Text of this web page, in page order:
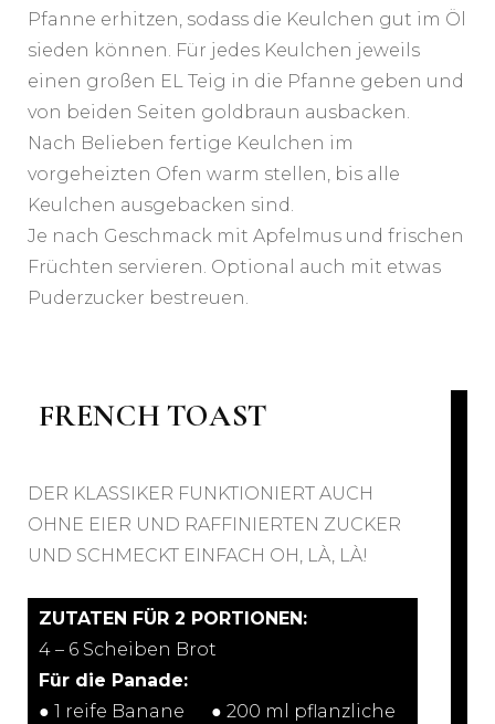
Pfanne erhitzen, sodass die Keulchen gut im Öl
sieden können. Für jedes Keulchen jeweils
einen großen EL Teig in die Pfanne geben und
von beiden Seiten goldbraun ausbacken.
Nach Belieben fertige Keulchen im
vorgeheizten Ofen warm stellen, bis alle
Keulchen ausgebacken sind.
Je nach Geschmack mit Apfelmus und frischen
Früchten servieren. Optional auch mit etwas
Puderzucker bestreuen.
FRENCH TOAST
DER KLASSIKER FUNKTIONIERT AUCH
OHNE EIER UND RAFFINIERTEN ZUCKER
UND SCHMECKT EINFACH OH, LÀ, LÀ!
ZUTATEN FÜR 2 PORTIONEN:
4 – 6 Scheiben Brot
Für die Panade:
● 1 reife Banane⠀⠀● 200 ml pflanzliche